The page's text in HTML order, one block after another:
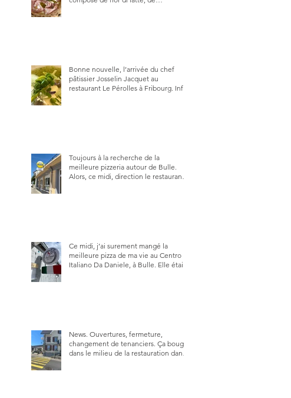
Bonne nouvelle, l’arrivée du chef
pâtissier Josselin Jacquet au
restaurant Le Pérolles à Fribourg. Info
Toujours à la recherche de la
meilleure pizzeria autour de Bulle.
Alors, ce midi, direction le restaurant
Ce midi, j’ai surement mangé la
meilleure pizza de ma vie au Centro
Italiano Da Daniele, à Bulle. Elle était
News. Ouvertures, fermeture,
changement de tenanciers. Ça bouge
dans le milieu de la restauration dans